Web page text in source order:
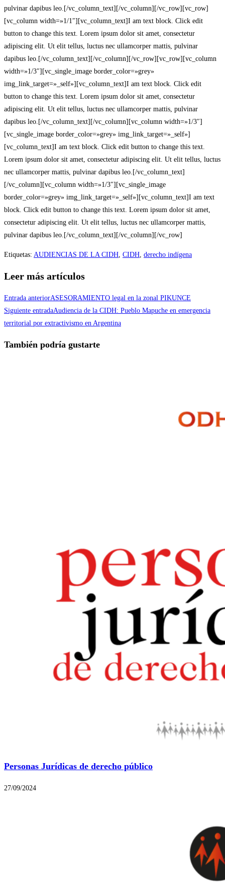
pulvinar dapibus leo.[/vc_column_text][/vc_column][/vc_row][vc_row]
[vc_column width=»1/1″][vc_column_text]I am text block. Click edit
button to change this text. Lorem ipsum dolor sit amet, consectetur
adipiscing elit. Ut elit tellus, luctus nec ullamcorper mattis, pulvinar
dapibus leo.[/vc_column_text][/vc_column][/vc_row][vc_row][vc_column
width=»1/3″][vc_single_image border_color=»grey»
img_link_target=»_self»][vc_column_text]I am text block. Click edit
button to change this text. Lorem ipsum dolor sit amet, consectetur
adipiscing elit. Ut elit tellus, luctus nec ullamcorper mattis, pulvinar
dapibus leo.[/vc_column_text][/vc_column][vc_column width=»1/3″]
[vc_single_image border_color=»grey» img_link_target=»_self»]
[vc_column_text]I am text block. Click edit button to change this text.
Lorem ipsum dolor sit amet, consectetur adipiscing elit. Ut elit tellus, luctus
nec ullamcorper mattis, pulvinar dapibus leo.[/vc_column_text]
[/vc_column][vc_column width=»1/3″][vc_single_image
border_color=»grey» img_link_target=»_self»][vc_column_text]I am text
block. Click edit button to change this text. Lorem ipsum dolor sit amet,
consectetur adipiscing elit. Ut elit tellus, luctus nec ullamcorper mattis,
pulvinar dapibus leo.[/vc_column_text][/vc_column][/vc_row]
Etiquetas: AUDIENCIAS DE LA CIDH CIDH derecho indígena
Leer más artículos
Entrada anteriorASESORAMIENTO legal en la zonal PIKUNCE
Siguiente entradaAudiencia de la CIDH: Pueblo Mapuche en emergencia
territorial por extractivismo en Argentina
También podría gustarte
Personas Jurídicas de derecho público
27/09/2024